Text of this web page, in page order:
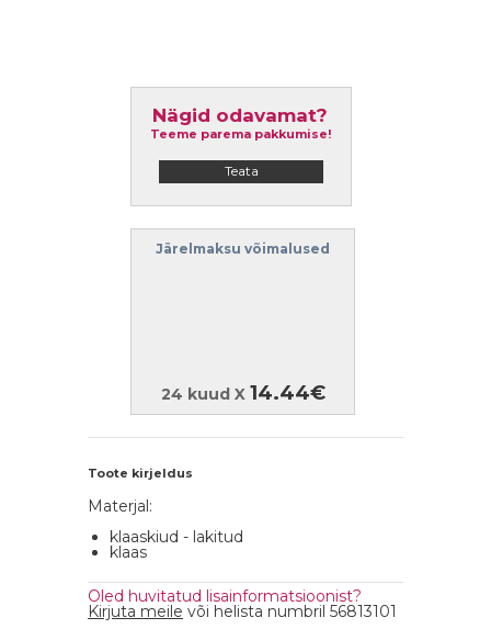
Nägid odavamat?
Teeme parema pakkumise!
Teata
Järelmaksu võimalused
24 kuud X 14.44€
Toote kirjeldus
Materjal:
klaaskiud - lakitud
klaas
Oled huvitatud lisainformatsioonist?
Kirjuta meile või helista numbril 56813101